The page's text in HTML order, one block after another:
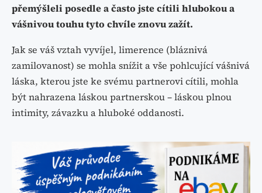
přemýšleli posedle a často jste cítili hlubokou a
vášnivou touhu tyto chvíle znovu zažít.
Jak se váš vztah vyvíjel, limerence (bláznivá
zamilovanost) se mohla snížit a vše pohlcující vášnivá
láska, kterou jste ke svému partnerovi cítili, mohla
být nahrazena láskou partnerskou – láskou plnou
intimity, závazku a hluboké oddanosti.